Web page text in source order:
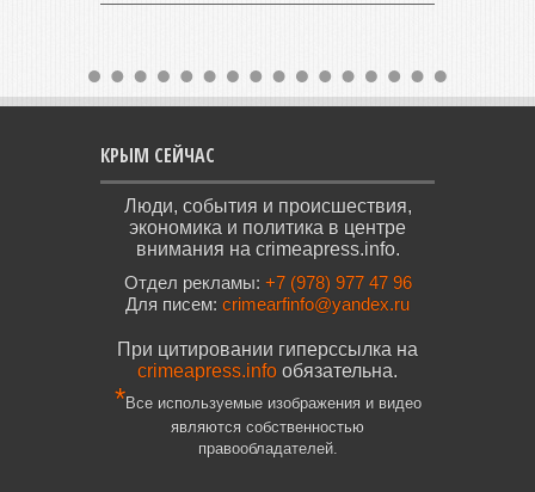
КРЫМ СЕЙЧАС
Люди, события и происшествия,
экономика и политика в центре
внимания на crimeapress.info.
Отдел рекламы: +7 (978) 977 47 96
Для писем: crimearfinfo@yandex.ru
При цитировании гиперссылка на
crimeapress.info обязательна.
*Все используемые изображения и видео
являются собственностью
правообладателей.